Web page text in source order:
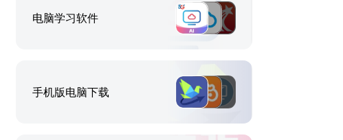
电脑学习软件
手机版电脑下载